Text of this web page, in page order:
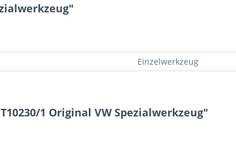
Einzelwerkzeug
1 Original VW Spezialwerkzeug"